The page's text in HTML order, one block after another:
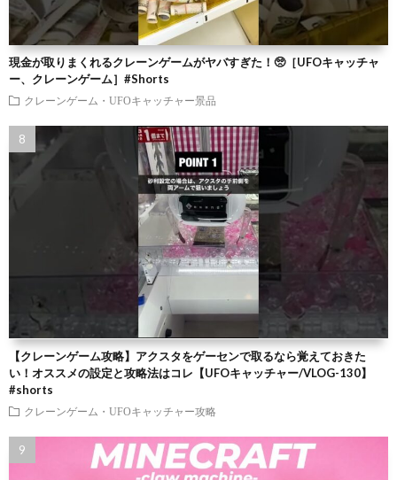
現金が取りまくれるクレーンゲームがヤバすぎた！🥺［UFOキャッチャ
ー、クレーンゲーム］#Shorts
クレーンゲーム・UFOキャッチャー景品
【クレーンゲーム攻略】アクスタをゲーセンで取るなら覚えておきた
い！オススメの設定と攻略法はコレ【UFOキャッチャー/VLOG-130】
#shorts
クレーンゲーム・UFOキャッチャー攻略